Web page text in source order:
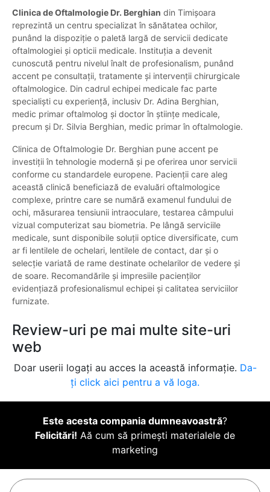
Clinica de Oftalmologie Dr. Berghian din Timișoara
reprezintă un centru specializat în sănătatea ochilor,
punând la dispoziție o paletă largă de servicii dedicate
oftalmologiei și opticii medicale. Instituția a devenit
cunoscută pentru nivelul înalt de profesionalism, punând
accent pe consultații, tratamente și intervenții chirurgicale
oftalmologice. Din cadrul echipei medicale fac parte
specialiști cu experiență, inclusiv Dr. Adina Berghian,
medic primar oftalmolog și doctor în științe medicale,
precum și Dr. Silvia Berghian, medic primar în oftalmologie.
Clinica de Oftalmologie Dr. Berghian pune accent pe
investiții în tehnologie modernă și pe oferirea unor servicii
conforme cu standardele europene. Pacienții care aleg
această clinică beneficiază de evaluări oftalmologice
complexe, printre care se numără examenul fundului de
ochi, măsurarea tensiunii intraoculare, testarea câmpului
vizual computerizat sau biometria. Pe lângă serviciile
medicale, sunt disponibile soluții optice diversificate, cum
ar fi lentilele de ochelari, lentilele de contact, dar și o
selecție variată de rame destinate ochelarilor de vedere și
de soare. Recomandările și impresiile pacienților
evidențiază profesionalismul echipei și calitatea serviciilor
furnizate.
Review-uri pe mai multe site-uri
web
Doar userii logați au acces la această informație. Da-
ți click aici pentru a vă loga.
Este acesta compania dumneavoastră?
Felicitări! Aă cum să primești materialele de
marketing